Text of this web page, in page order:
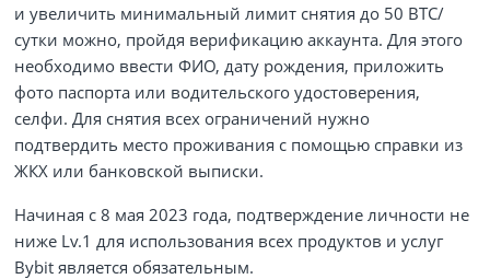
и увеличить минимальный лимит снятия до 50 BTC/
сутки можно, пройдя верификацию аккаунта. Для этого
необходимо ввести ФИО, дату рождения, приложить
фото паспорта или водительского удостоверения,
селфи. Для снятия всех ограничений нужно
подтвердить место проживания с помощью справки из
ЖКХ или банковской выписки.
Начиная с 8 мая 2023 года, подтверждение личности не
ниже Lv.1 для использования всех продуктов и услуг
Bybit является обязательным.